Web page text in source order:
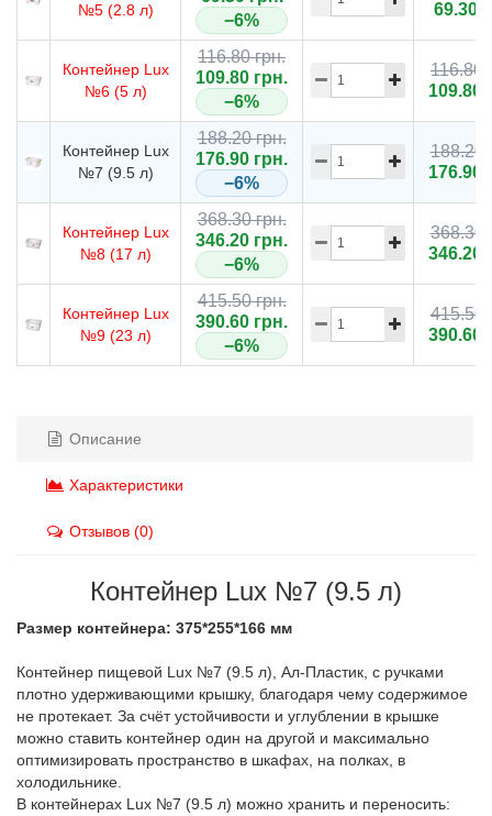
№5 (2.8 л)
−6%
69.30
Контейнер Lux
№6 (5 л)
116.80 грн.
109.80 грн.
−6%
116.80
109.80
Контейнер Lux
№7 (9.5 л)
188.20 грн.
176.90 грн.
−6%
188.20
176.90
Контейнер Lux
№8 (17 л)
368.30 грн.
346.20 грн.
−6%
368.30
346.20
Контейнер Lux
№9 (23 л)
415.50 грн.
390.60 грн.
−6%
415.50
390.60
Описание
Характеристики
Отзывов (0)
Контейнер Lux №7 (9.5 л)
Размер контейнера: 375*255*166 мм
Контейнер пищевой Lux №7 (9.5 л), Ал-Пластик, с ручками
плотно удерживающими крышку, благодаря чему содержимое
не протекает. За счёт устойчивости и углублении в крышке
можно ставить контейнер один на другой и максимально
оптимизировать пространство в шкафах, на полках, в
холодильнике.
В контейнерах Lux №7 (9.5 л) можно хранить и переносить: